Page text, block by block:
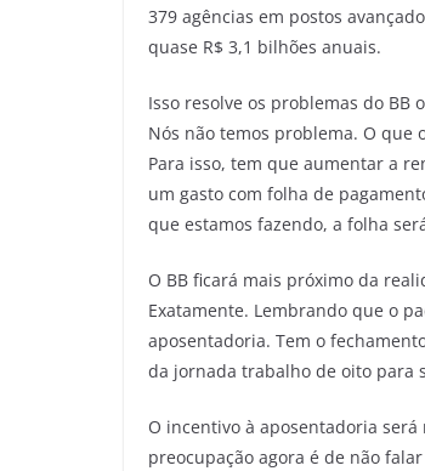
379 agências em postos
quase R$ 3,1 bilhões anuais.
Isso resolve os problemas do BB
Nós não temos problema. O que
Para isso, tem que aumentar a
um gasto com folha de
que estamos fazendo, a folha
O BB ficará mais próximo da
Exatamente. Lembrando que o
aposentadoria. Tem o
da jornada trabalho de oito para
O incentivo à aposentadoria
preocupação agora é de não